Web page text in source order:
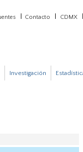
Contacto CDMX
Investigación